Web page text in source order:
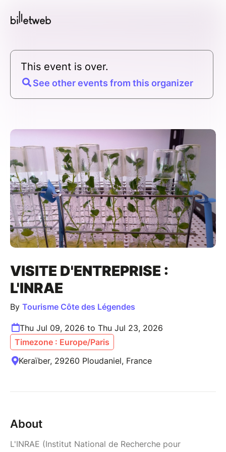
This event is over.
See other events from this organizer
VISITE D'ENTREPRISE :
L'INRAE
By Tourisme Côte des Légendes
Thu Jul 09, 2026 to Thu Jul 23, 2026
Timezone : Europe/Paris
Keraïber, 29260 Ploudaniel, France
About
L'INRAE (Institut National de Recherche pour